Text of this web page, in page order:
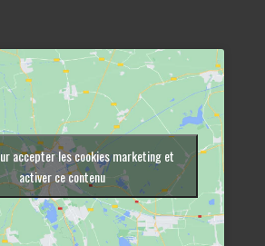
accepter les cookies marketing et
activer ce contenu